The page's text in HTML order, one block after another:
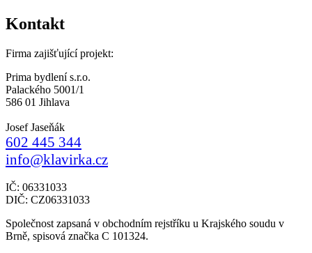
Kontakt
Firma zajišťující projekt:
Prima bydlení s.r.o.
Palackého 5001/1
586 01 Jihlava
Josef Jaseňák
602 445 344
info@klavirka.cz
IČ: 06331033
DIČ: CZ06331033
Společnost zapsaná v obchodním rejstříku u Krajského soudu v
Brně, spisová značka C 101324.